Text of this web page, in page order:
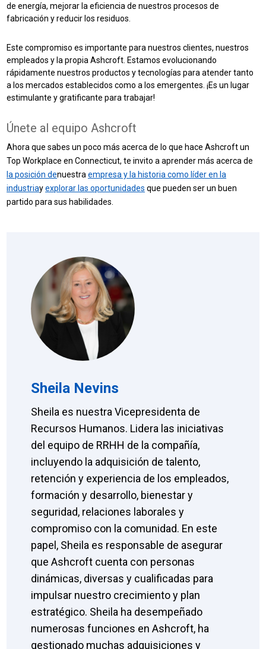
de energía, mejorar la eficiencia de nuestros procesos de
fabricación y reducir los residuos.
Este compromiso es importante para nuestros clientes, nuestros
empleados y la propia Ashcroft. Estamos evolucionando
rápidamente nuestros productos y tecnologías para atender tanto
a los mercados establecidos como a los emergentes. ¡Es un lugar
estimulante y gratificante para trabajar!
Únete al equipo Ashcroft
Ahora que sabes un poco más acerca de lo que hace Ashcroft un
Top Workplace en Connecticut, te invito a aprender más acerca de
la posición denuestraempresa y la historia como líder en la
industriayexplorar las oportunidades que pueden ser un buen
partido para sus habilidades.
Sheila Nevins
Sheila es nuestra Vicepresidenta de
Recursos Humanos. Lidera las iniciativas
del equipo de RRHH de la compañía,
incluyendo la adquisición de talento,
retención y experiencia de los empleados,
formación y desarrollo, bienestar y
seguridad, relaciones laborales y
compromiso con la comunidad. En este
papel, Sheila es responsable de asegurar
que Ashcroft cuenta con personas
dinámicas, diversas y cualificadas para
impulsar nuestro crecimiento y plan
estratégico. Sheila ha desempeñado
numerosas funciones en Ashcroft, ha
gestionado muchas adquisiciones y